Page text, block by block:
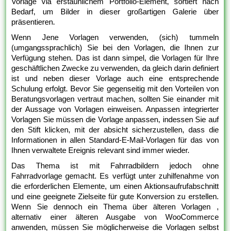
Bedarf, um Bilder in dieser großartigen Galerie über
präsentieren.
Wenn Jene Vorlagen verwenden, (sich) tummeln
(umgangssprachlich) Sie bei den Vorlagen, die Ihnen zur
Verfügung stehen. Das ist dann simpel, die Vorlagen für Ihre
geschäftlichen Zwecke zu verwenden, da gleich darin definiert
ist und neben dieser Vorlage auch eine entsprechende
Schulung erfolgt. Bevor Sie gegenseitig mit den Vorteilen von
Beratungsvorlagen vertraut machen, sollten Sie einander mit
der Aussage von Vorlagen einweisen. Anpassen integrierter
Vorlagen Sie müssen die Vorlage anpassen, indessen Sie auf
den Stift klicken, mit der absicht sicherzustellen, dass die
Informationen in allen Standard-E-Mail-Vorlagen für das von
Ihnen verwaltete Ereignis relevant sind immer wieder.
Das Thema ist mit Fahrradbildern jedoch ohne
Fahrradvorlage gemacht. Es verfügt unter zuhilfenahme von
die erforderlichen Elemente, um einen Aktionsaufrufabschnitt
und eine geeignete Zielseite für gute Konversion zu erstellen.
Wenn Sie dennoch ein Thema über älteren Vorlagen ,
alternativ einer älteren Ausgabe von WooCommerce
anwenden, müssen Sie möglicherweise die Vorlagen selbst